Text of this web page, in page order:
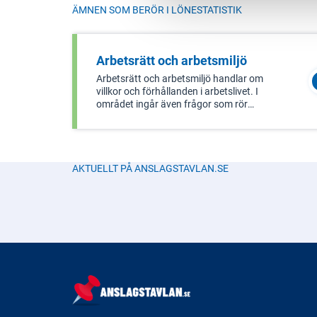
ÄMNEN SOM BERÖR I LÖNESTATISTIK
Arbetsrätt och arbetsmiljö
Arbetsrätt och arbetsmiljö handlar om
villkor och förhållanden i arbetslivet. I
området ingår även frågor som rör
arbetstvister. Goda arbetsvillkor och
AKTUELLT PÅ ANSLAGSTAVLAN.SE